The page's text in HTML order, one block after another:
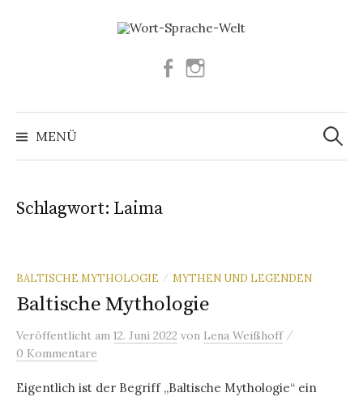
Facebook
MENÜ
Suchen
nach:
Schlagwort: Laima
BALTISCHE MYTHOLOGIE / MYTHEN UND LEGENDEN
Baltische Mythologie
Veröffentlicht am 12. Juni 2022 von Lena Weißhoff /
0 Kommentare
Eigentlich ist der Begriff „Baltische Mythologie“ ein